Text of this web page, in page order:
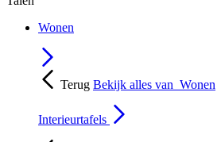
Wonen
Terug Bekijk alles van Wonen
Interieurtafels